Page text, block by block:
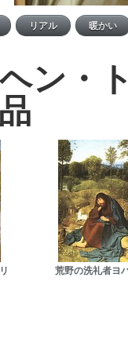
ン・
荒野の洗礼者ヨ